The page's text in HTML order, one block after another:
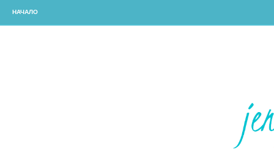
НАЧАЛО